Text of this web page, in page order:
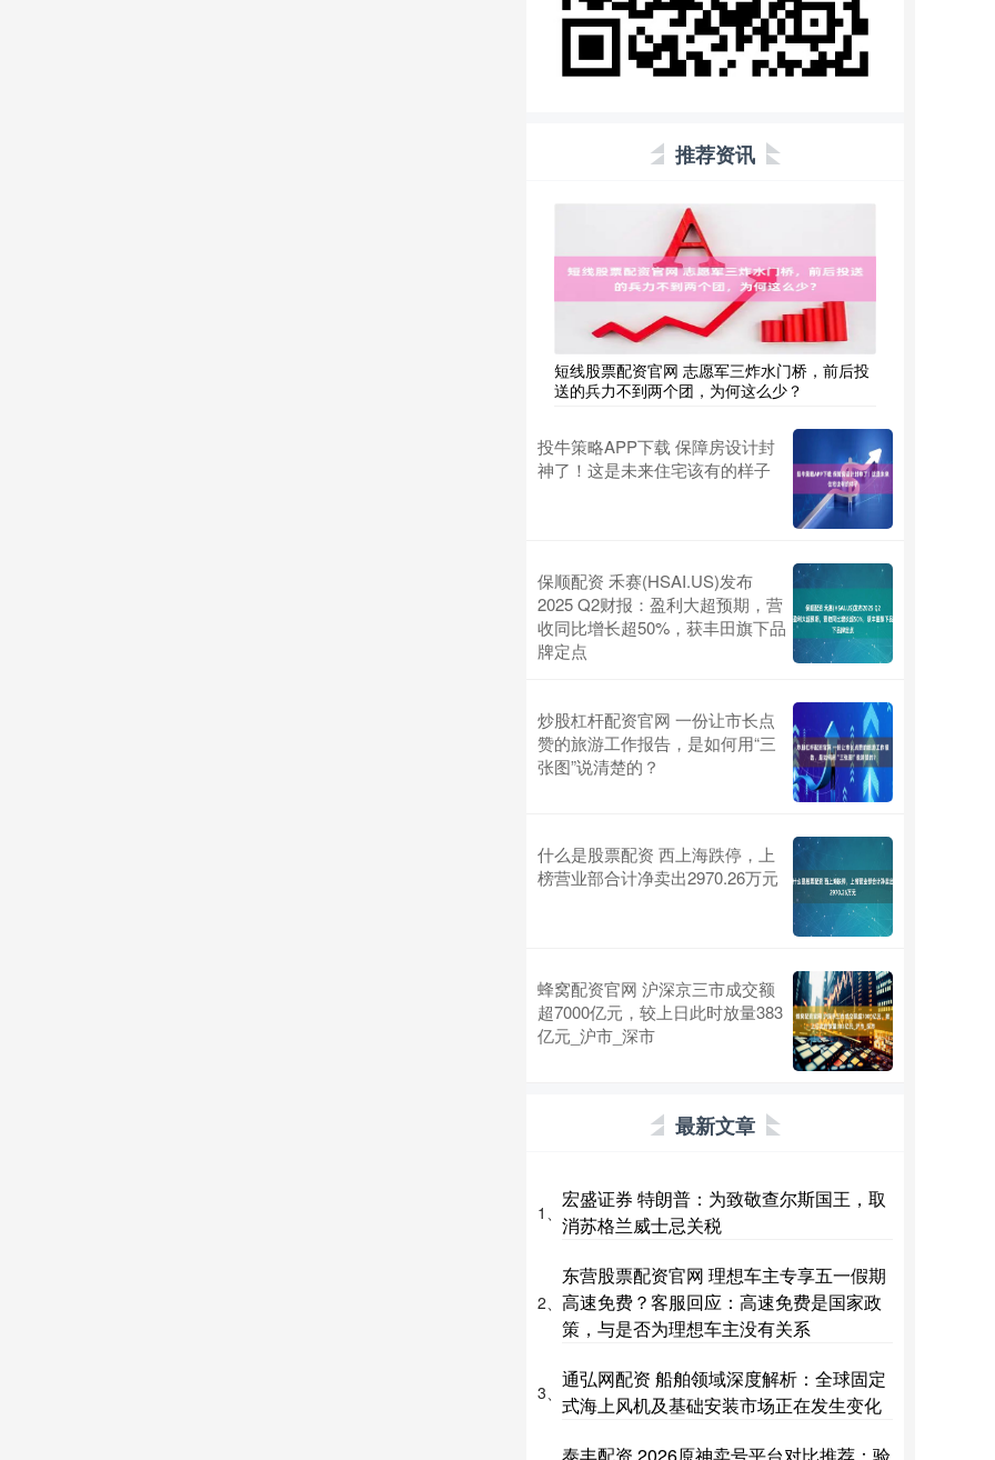
推荐资讯
短线股票配资官网 志愿军三炸水门桥，前后投
送的兵力不到两个团，为何这么少？
投牛策略APP下载 保障房设计封
神了！这是未来住宅该有的样子
保顺配资 禾赛(HSAI.US)发布
2025 Q2财报：盈利大超预期，营
收同比增长超50%，获丰田旗下品
牌定点
炒股杠杆配资官网 一份让市长点
赞的旅游工作报告，是如何用“三
张图”说清楚的？
什么是股票配资 西上海跌停，上
榜营业部合计净卖出2970.26万元
蜂窝配资官网 沪深京三市成交额
超7000亿元，较上日此时放量383
亿元_沪市_深市
最新文章
1、
宏盛证券 特朗普：为致敬查尔斯国王，取
消苏格兰威士忌关税
2、
东营股票配资官网 理想车主专享五一假期
高速免费？客服回应：高速免费是国家政
策，与是否为理想车主没有关系
3、
通弘网配资 船舶领域深度解析：全球固定
式海上风机及基础安装市场正在发生变化